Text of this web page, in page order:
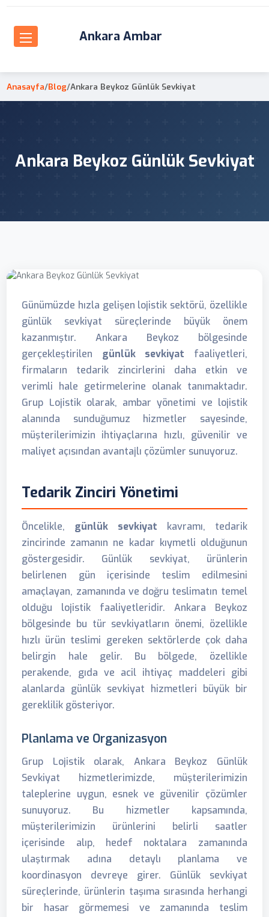
Ankara Ambar
Anasayfa/Blog/Ankara Beykoz Günlük Sevkiyat
Ankara Beykoz Günlük Sevkiyat
Günümüzde hızla gelişen lojistik sektörü, özellikle
günlük sevkiyat süreçlerinde büyük önem
kazanmıştır. Ankara Beykoz bölgesinde
gerçekleştirilen günlük sevkiyat faaliyetleri,
firmaların tedarik zincirlerini daha etkin ve
verimli hale getirmelerine olanak tanımaktadır.
Grup Lojistik olarak, ambar yönetimi ve lojistik
alanında sunduğumuz hizmetler sayesinde,
müşterilerimizin ihtiyaçlarına hızlı, güvenilir ve
maliyet açısından avantajlı çözümler sunuyoruz.
Tedarik Zinciri Yönetimi
Öncelikle, günlük sevkiyat kavramı, tedarik
zincirinde zamanın ne kadar kıymetli olduğunun
göstergesidir. Günlük sevkiyat, ürünlerin
belirlenen gün içerisinde teslim edilmesini
amaçlayan, zamanında ve doğru teslimatın temel
olduğu lojistik faaliyetleridir. Ankara Beykoz
bölgesinde bu tür sevkiyatların önemi, özellikle
hızlı ürün teslimi gereken sektörlerde çok daha
belirgin hale gelir. Bu bölgede, özellikle
perakende, gıda ve acil ihtiyaç maddeleri gibi
alanlarda günlük sevkiyat hizmetleri büyük bir
gereklilik gösteriyor.
Planlama ve Organizasyon
Grup Lojistik olarak, Ankara Beykoz Günlük
Sevkiyat hizmetlerimizde, müşterilerimizin
taleplerine uygun, esnek ve güvenilir çözümler
sunuyoruz. Bu hizmetler kapsamında,
müşterilerimizin ürünlerini belirli saatler
içerisinde alıp, hedef noktalara zamanında
ulaştırmak adına detaylı planlama ve
koordinasyon devreye girer. Günlük sevkiyat
süreçlerinde, ürünlerin taşıma sırasında herhangi
bir hasar görmemesi ve zamanında teslim